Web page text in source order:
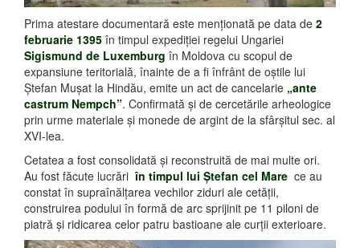
Prima atestare documentară este menţionată pe data de 2
februarie 1395 în timpul expediţiei regelui Ungariei
Sigismund de Luxemburg în Moldova cu scopul de
expansiune teritorială, înainte de a fi înfrânt de oştile lui
Ştefan Muşat la Hindău, emite un act de cancelarie „ante
castrum Nempch”. Confirmată şi de cercetările arheologice
prin urme materiale şi monede de argint de la sfârşitul sec. al
XVI-lea.
Cetatea a fost consolidată şi reconstruită de mai multe ori.
Au fost făcute lucrări în timpul lui Ştefan cel Mare ce au
constat în supraînălţarea vechilor ziduri ale cetăţii,
construirea podului în formă de arc sprijinit pe 11 piloni de
piatră şi ridicarea celor patru bastioane ale curţii exterioare.